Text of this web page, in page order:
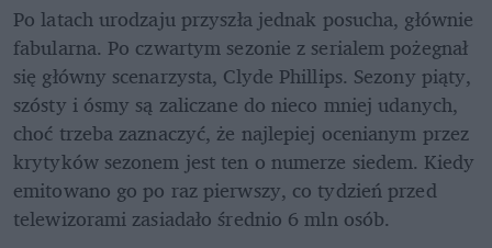
Po latach urodzaju przyszła jednak posucha, głównie
fabularna. Po czwartym sezonie z serialem pożegnał
się główny scenarzysta, Clyde Phillips. Sezony piąty,
szósty i ósmy są zaliczane do nieco mniej udanych,
choć trzeba zaznaczyć, że najlepiej ocenianym przez
krytyków sezonem jest ten o numerze siedem. Kiedy
emitowano go po raz pierwszy, co tydzień przed
telewizorami zasiadało średnio 6 mln osób.